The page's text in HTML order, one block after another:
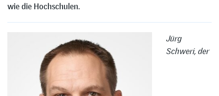
wie die Hochschulen.
Jürg
Schweri, der